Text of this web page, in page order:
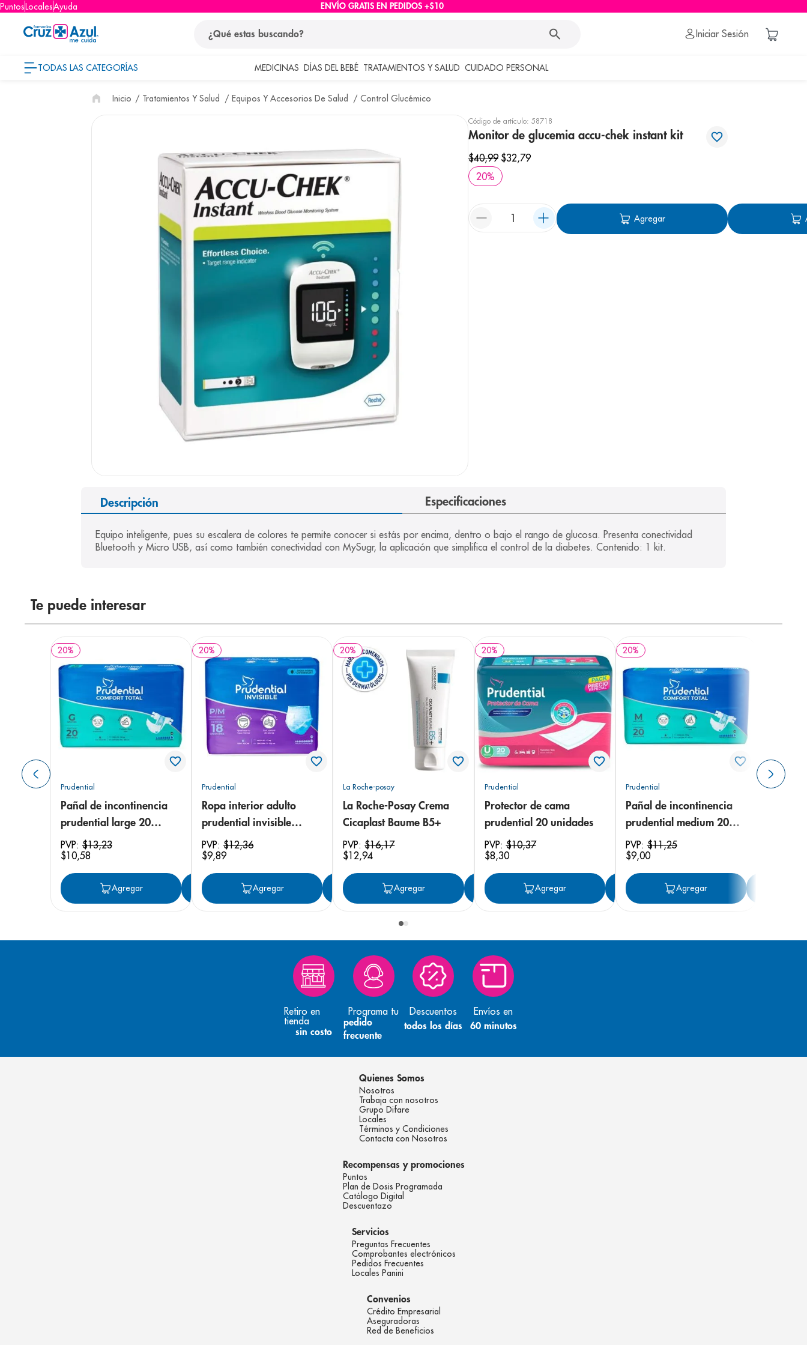
PuntosLocalesAyuda ENVÍO GRATIS EN PEDIDOS +$10
Iniciar Sesión
TODAS LAS CATEGORÍAS MEDICINAS DÍAS DEL BEBÉ TRATAMIENTOS Y SALUD CUIDADO PERSONAL
Tratamientos Y Salud Equipos Y Accesorios De Salud Control Glucémico
Código de artículo: 58718
Monitor de glucemia accu-chek instant kit
$40,99 $32,79
20%
Agregar
Descripción Especificaciones
Equipo inteligente, pues su escalera de colores te permite conocer si estás por encima, dentro o bajo el rango de glucosa. Presenta conectividad
Bluetooth y Micro USB, así como también conectividad con MySugr, la aplicación que simplifica el control de la diabetes. Contenido: 1 kit.
Te puede interesar
20%
Prudential
Pañal de incontinencia
prudential large 20
unidades
PVP: $13,23
$10,58
Agregar Agregar
20%
Prudential
Ropa interior adulto
prudential invisible
small/medium 18
unidades
PVP:$12,36
$9,89
Agregar Agregar
20%
La Roche-posay
La Roche-Posay Crema
Cicaplast Baume B5+
PVP:$16,17
$12,94
Agregar Agregar
20%
Prudential
Protector de cama
prudential 20 unidades
PVP:$10,37
$8,30
Agregar Agregar
20%
Prudential
Pañal de incontinencia
prudential medium 20
unidades
PVP:$11,25
$9,00
Agregar
Retiro en
tienda
sin costo
Programa tu
pedido
frecuente
Descuentos
todos los días
Envíos en
60 minutos
Quienes Somos
Nosotros
Trabaja con nosotros
Grupo Difare
Locales
Términos y Condiciones
Contacta con Nosotros
Recompensas y promociones
Puntos
Plan de Dosis Programada
Catálogo Digital
Descuentazo
Servicios
Preguntas Frecuentes
Comprobantes electrónicos
Pedidos Frecuentes
Locales Panini
Convenios
Crédito Empresarial
Aseguradoras
Red de Beneficios
términos más buscados
1 protector solar
4. cerave
5. nivea
6. shampoo
7. bioderma
8. pediasure